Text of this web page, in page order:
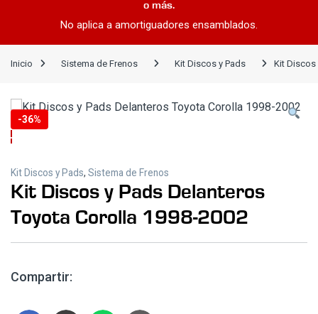
o más.
No aplica a amortiguadores ensamblados.
Inicio Sistema de Frenos Kit Discos y Pads Kit Discos
-36%
Kit Discos y Pads, Sistema de Frenos
Kit Discos y Pads Delanteros
Toyota Corolla 1998-2002
Compartir: